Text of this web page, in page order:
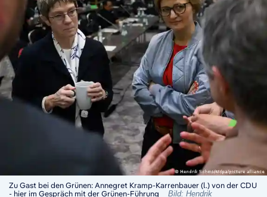
Zu Gast bei den Grünen: Annegret Kramp-Karrenbauer (l.) von der CDU
- hier im Gespräch mit der Grünen-Führung
Bild: Hendrik